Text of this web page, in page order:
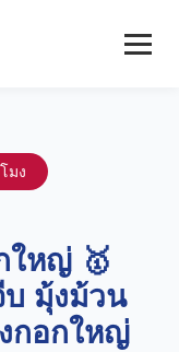
มง
ใหญ่ 🥇
มุ้งม้วน
กอกใหญ่